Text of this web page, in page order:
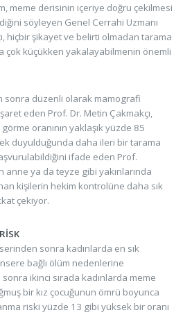
meme derisinin içeriye doğru çekilmesi
söyleyen Genel Cerrahi Uzmanı
hiçbir şikayet ve belirti olmadan tarama
çok küçükken yakalayabilmenin önemli
sonra düzenli olarak mamografi
eden Prof. Dr. Metin Çakmakçı,
oranının yaklaşık yüzde 85
duyulduğunda daha ileri bir tarama
ifade eden Prof.
anne ya da teyze gibi yakınlarında
kişilerin hekim kontrolüne daha sık
çekiyor.
sonra kadınlarda en sık
bağlı ölüm nedenlerine
sonra ikinci sırada kadınlarda meme
bir kız çocuğunun ömrü boyunca
riski yüzde 13 gibi yüksek bir oranı